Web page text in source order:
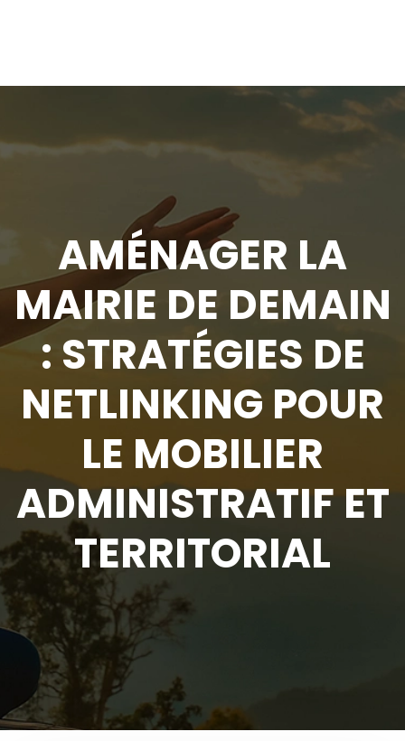
AMÉNAGER LA
MAIRIE DE DEMAIN
: STRATÉGIES DE
NETLINKING POUR
LE MOBILIER
ADMINISTRATIF ET
TERRITORIAL